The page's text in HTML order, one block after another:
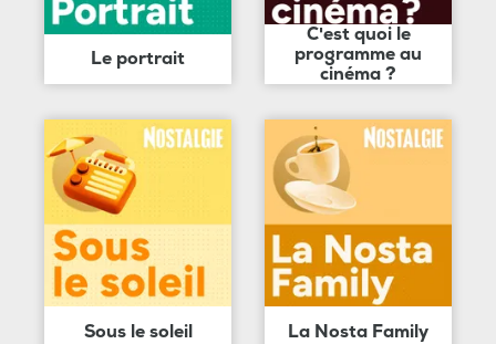
Le portrait
C'est quoi le
programme au
cinéma ?
Sous le soleil La Nosta Family